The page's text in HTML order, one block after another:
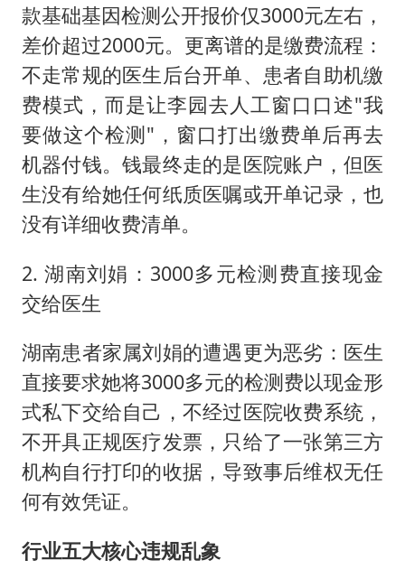
款基础基因检测公开报价仅3000元左右，
差价超过2000元。更离谱的是缴费流程：
不走常规的医生后台开单、患者自助机缴
费模式，而是让李园去人工窗口口述"我
要做这个检测"，窗口打出缴费单后再去
机器付钱。钱最终走的是医院账户，但医
生没有给她任何纸质医嘱或开单记录，也
没有详细收费清单。
2. 湖南刘娟：3000多元检测费直接现金
交给医生
湖南患者家属刘娟的遭遇更为恶劣：医生
直接要求她将3000多元的检测费以现金形
式私下交给自己，不经过医院收费系统，
不开具正规医疗发票，只给了一张第三方
机构自行打印的收据，导致事后维权无任
何有效凭证。
行业五大核心违规乱象